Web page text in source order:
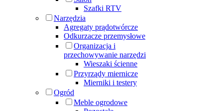
Szafki RTV
Narzędzia
Agregaty prądotwórcze
Odkurzacze przemysłowe
Organizacja i
przechowywanie narzędzi
Wieszaki ścienne
Przyrządy miernicze
Mierniki i testery
Ogród
Meble ogrodowe